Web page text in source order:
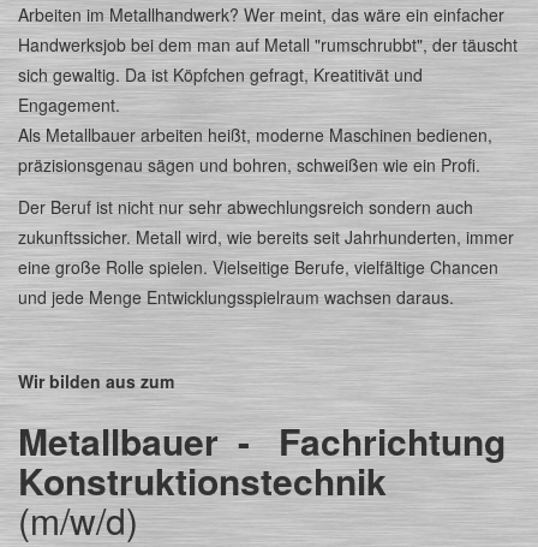
Arbeiten im Metallhandwerk? Wer meint, das wäre ein einfacher
Handwerksjob bei dem man auf Metall "rumschrubbt", der täuscht
sich gewaltig. Da ist Köpfchen gefragt, Kreatitivät und
Engagement.
Als Metallbauer arbeiten heißt, moderne Maschinen bedienen,
präzisionsgenau sägen und bohren, schweißen wie ein Profi.
Der Beruf ist nicht nur sehr abwechlungsreich sondern auch
zukunftssicher. Metall wird, wie bereits seit Jahrhunderten, immer
eine große Rolle spielen. Vielseitige Berufe, vielfältige Chancen
und jede Menge Entwicklungsspielraum wachsen daraus.
Wir bilden aus zum
Metallbauer - Fachrichtung
Konstruktionstechnik
(m/w/d)